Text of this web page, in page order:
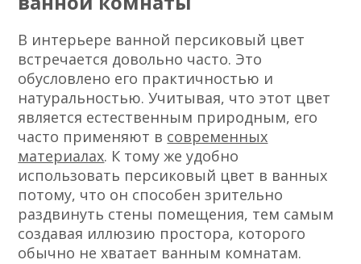
В интерьере ванной персиковый цвет
встречается довольно часто. Это
обусловлено его практичностью и
натуральностью. Учитывая, что этот цвет
является естественным природным, его
часто применяют в современных
материалах. К тому же удобно
использовать персиковый цвет в ванных
потому, что он способен зрительно
раздвинуть стены помещения, тем самым
создавая иллюзию простора, которого
обычно не хватает ванным комнатам.